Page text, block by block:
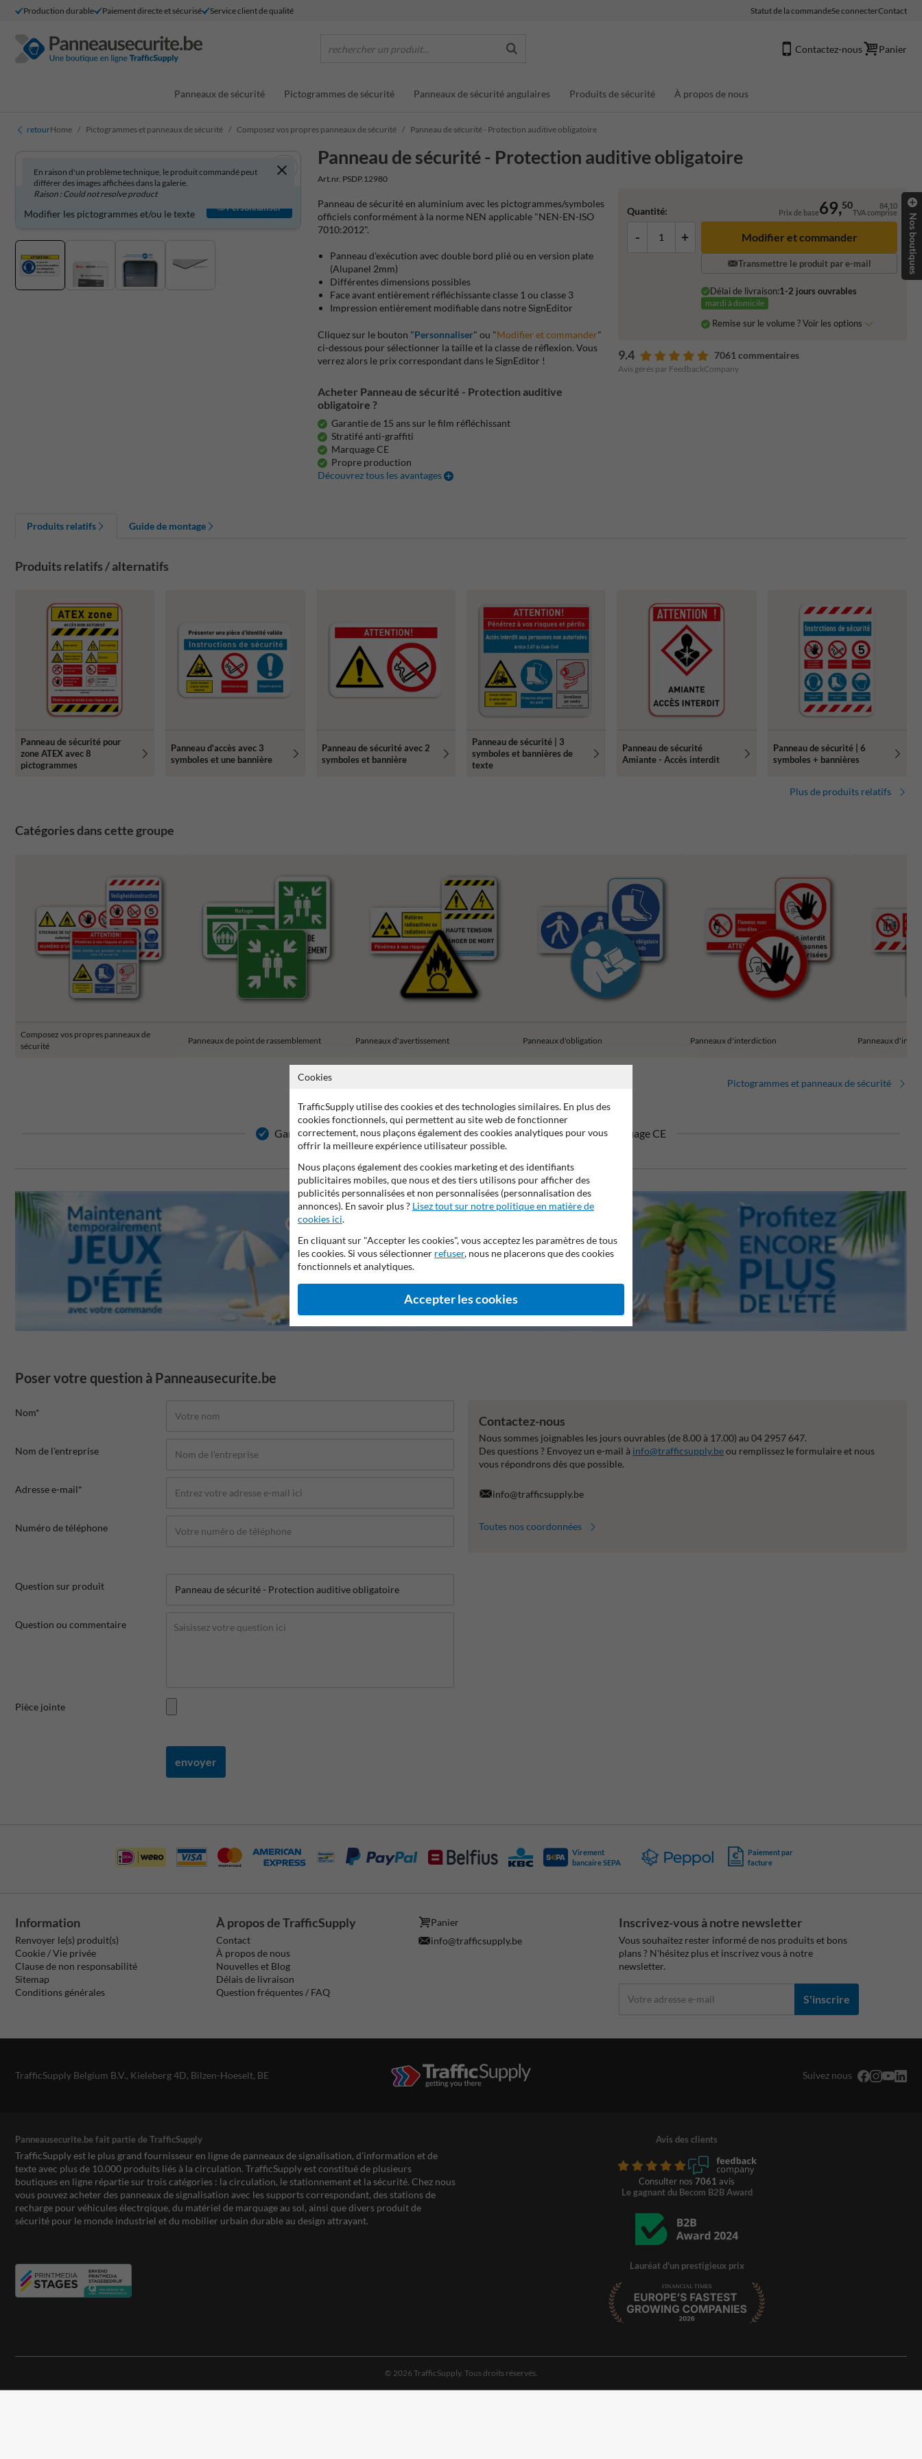
Production durable Paiement directe et sécurisé Service client de qualité Statut de la commandeSe connecterContact
rechercher un produit... Contactez-nous Panier
Panneaux de sécurité Pictogrammes de sécurité Panneaux de sécurité angulaires Produits de sécurité À propos de nous
retourHome Pictogrammes et panneaux de sécurité Composez vos propres panneaux de sécurité Panneau de sécurité - Protection auditive obligatoire
Panneau de sécurité - Protection auditive obligatoire
Art.nr. PSDP.12980
En raison d'un problème technique, le produit commandé peut
différer des images affichées dans la galerie.
Raison : Could not resolve product
Produit personnalisable ?
Modifier les pictogrammes et/ou le texte
Personnaliser Quantité: Prix de base69,50 84,10
TVA comprise
- +
Transmettre le produit par e-mail
Délai de livraison:1-2 jours ouvrables
mardi à domicile
Remise sur le volume ? Voir les options
9.4 7061 commentaires
Avis gérés par FeedbackCompany
Panneau de sécurité en aluminium avec les pictogrammes/symboles
officiels conformément à la norme NEN applicable "NEN-EN-ISO
7010:2012".
Panneau d'exécution avec double bord plié ou en version plate
(Alupanel 2mm)
Différentes dimensions possibles
Face avant entièrement réfléchissante classe 1 ou classe 3
Impression entièrement modifiable dans notre SignEditor
Cliquez sur le bouton "Personnaliser" ou "Modifier et commander"
ci-dessous pour sélectionner la taille et la classe de réflexion. Vous
verrez alors le prix correspondant dans le SignEditor !
Acheter Panneau de sécurité - Protection auditive
obligatoire ?
Garantie de 15 ans sur le film réfléchissant
Stratifé anti-graffiti
Marquage CE
Propre production
Découvrez tous les avantages
Produits relatifs Guide de montage
Produits relatifs / alternatifs
Panneau de sécurité pour
zone ATEX avec 8
pictogrammes
Panneau d'accès avec 3
symboles et une bannière
Panneau de sécurité avec 2
symboles et bannière
Panneau de sécurité | 3
symboles et bannières de
texte
Panneau de sécurité
Amiante - Accès interdit
Panneau de sécurité | 6
symboles + bannières
Plus de produits relatifs
Catégories dans cette groupe
Composez vos propres panneaux de
sécurité
Panneaux de point de rassemblement Panneaux d'avertissement Panneaux d'obligation Panneaux d'interdiction Panneaux
Pictogrammes et panneaux de sécurité
Garantie de 15 ans sur le film réfléchissant Stratifé anti-graffiti Marquage CE
Poser votre question à Panneausecurite.be
Nom*
Nom de l'entreprise
Adresse e-mail*
Numéro de téléphone
Question sur produit
Question ou commentaire
Pièce jointe
envoyer
Contactez-nous
Nous sommes joignables les jours ouvrables (de 8.00 à 17.00) au 04 2957 647.
Des questions ? Envoyez un e-mail à info@trafficsupply.beou remplissez le formulaire et nous
vous répondrons dès que possible.
info@trafficsupply.be
Toutes nos coordonnées
Virement
bancaire SEPA
Paiement par
facture
Information
Renvoyer le(s) produit(s)
Cookie / Vie privée
Clause de non responsabilité
Sitemap
Conditions générales
À propos de TrafficSupply
Contact
À propos de nous
Nouvelles et Blog
Délais de livraison
Question fréquentes / FAQ
Panier
info@trafficsupply.be
Inscrivez-vous à notre newsletter
Vous souhaitez rester informé de nos produits et bons
plans ? N'hésitez plus et inscrivez vous à notre
newsletter.
S'inscrire
TrafficSupply Belgium B.V., Kieleberg 4D, Bilzen-Hoeselt, BE Suivez nous
Panneausecurite.be fait partie de TrafficSupply
TrafficSupply est le plus grand fournisseur en ligne de panneaux de signalisation, d'information et de
texte avec plus de 10.000 produits liés à la circulation. TrafficSupply est constitué de plusieurs
boutiques en ligne répartie sur trois catégories : la circulation, le stationnement et la sécurité. Chez nous
vous pouvez acheter des panneaux de signalisation avec les supports correspondant, des stations de
recharge pour véhicules électrqique, du matériel de marquage au sol, ainsi que divers produit de
sécurité pour le monde industriel et du mobilier urbain durable au design attrayant.
Avis des clients
Consulter nos 7061 avis
Le gagnant du Becom B2B Award
Lauréat d'un prestigieux prix
© 2026 TrafficSupply. Tous droits réservés.
Nos boutiques
Cookies
TrafficSupply utilise des cookies et des technologies similaires. En plus des
cookies fonctionnels, qui permettent au site web de fonctionner
correctement, nous plaçons également des cookies analytiques pour vous
offrir la meilleure expérience utilisateur possible.
Nous plaçons également des cookies marketing et des identifiants
publicitaires mobiles, que nous et des tiers utilisons pour afficher des
publicités personnalisées et non personnalisées (personnalisation des
annonces). En savoir plus ? Lisez tout sur notre politique en matière de
cookies ici.
En cliquant sur "Accepter les cookies", vous acceptez les paramètres de tous
les cookies. Si vous sélectionner refuser, nous ne placerons que des cookies
fonctionnels et analytiques.
Accepter les cookies